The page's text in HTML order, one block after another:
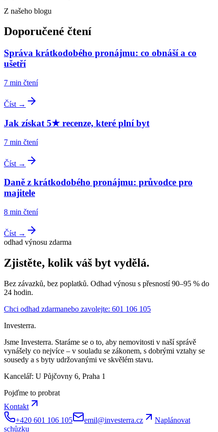
Z našeho blogu
Doporučené čtení
Správa krátkodobého pronájmu: co obnáší a co
ušetří
7 min čtení
Číst →
Jak získat 5★ recenze, které plní byt
7 min čtení
Číst →
Daně z krátkodobého pronájmu: průvodce pro
majitele
8 min čtení
Číst →
odhad výnosu zdarma
Zjistěte, kolik váš byt vydělá.
Bez závazků, bez poplatků. Odhad výnosu s přesností 90–95 % do
24 hodin.
Chci odhad zdarmanebo zavolejte: 601 106 105
Investerra.
Jsme Investerra. Staráme se o to, aby nemovitosti v naší správě
vynášely co nejvíce – v souladu se zákonem, s dobrými vztahy se
sousedy a s byty udržovanými ve skvělém stavu.
Kancelář: U Půjčovny 6, Praha 1
Pojďme to probrat
Kontakt
+420 601 106 105
emil@investerra.cz
Naplánovat
schůzku